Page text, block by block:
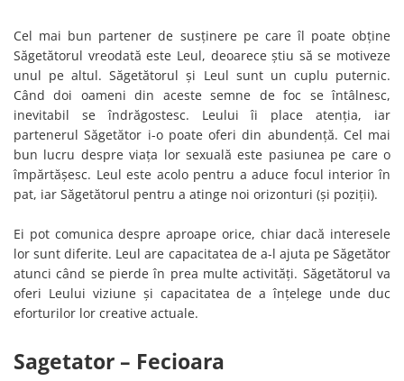
Cel mai bun partener de susținere pe care îl poate obține
Săgetătorul vreodată este Leul, deoarece știu să se motiveze
unul pe altul. Săgetătorul și Leul sunt un cuplu puternic.
Când doi oameni din aceste semne de foc se întâlnesc,
inevitabil se îndrăgostesc. Leului îi place atenția, iar
partenerul Săgetător i-o poate oferi din abundență. Cel mai
bun lucru despre viața lor sexuală este pasiunea pe care o
împărtășesc. Leul este acolo pentru a aduce focul interior în
pat, iar Săgetătorul pentru a atinge noi orizonturi (și poziții).
Ei pot comunica despre aproape orice, chiar dacă interesele
lor sunt diferite. Leul are capacitatea de a-l ajuta pe Săgetător
atunci când se pierde în prea multe activități. Săgetătorul va
oferi Leului viziune și capacitatea de a înțelege unde duc
eforturilor lor creative actuale.
Sagetator – Fecioara